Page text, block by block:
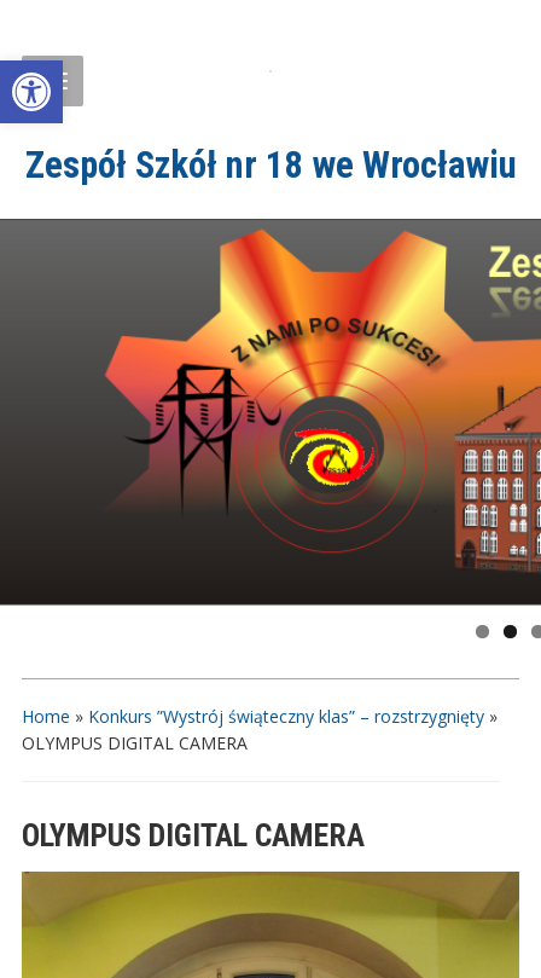
Open toolbar
Zespół Szkół nr 18 we Wrocławiu
Home » Konkurs ”Wystrój świąteczny klas” – rozstrzygnięty»
OLYMPUS DIGITAL CAMERA
OLYMPUS DIGITAL CAMERA